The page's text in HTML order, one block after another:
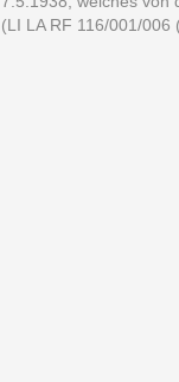
(LI LA RF 116/001/006